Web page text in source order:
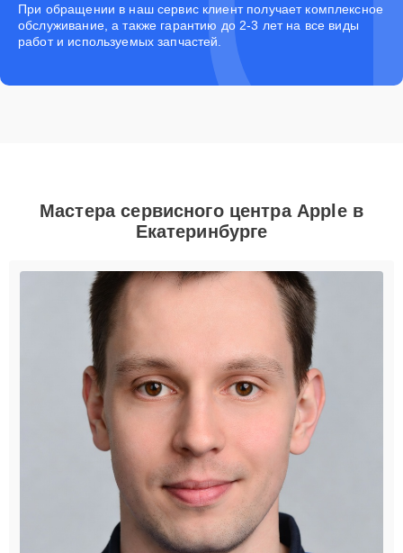
При обращении в наш сервис клиент получает комплексное
обслуживание, а также гарантию до 2-3 лет на все виды
работ и используемых запчастей.
Мастера сервисного центра Apple в
Екатеринбурге